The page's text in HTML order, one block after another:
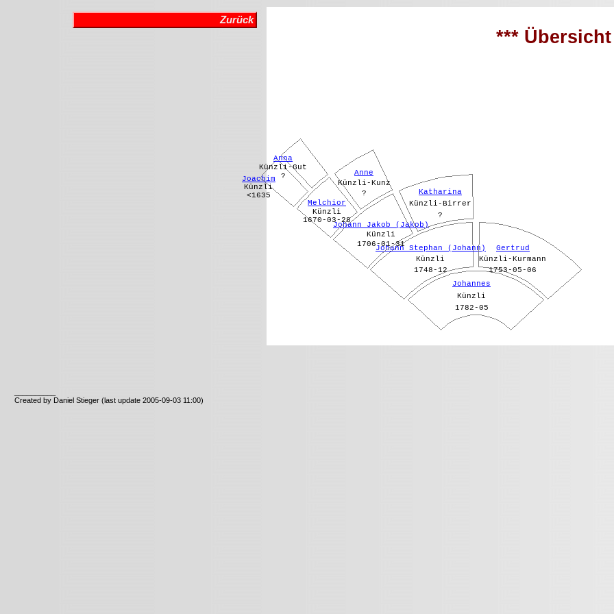
Zurück
***
Johannes
Künzli
1782-05
Johann Stephan (Johann)
Künzli
1748-12
Johann Jakob (Jakob)
Künzli
1706-01-31
Melchior
Künzli
1670-03-28
Joachim
Künzli
<1635
Anna
Künzli-Gut
?
Anne
Künzli-Kunz
?
Katharina
Künzli-Birrer
?
Gertrud
Künzli-Kurmann
1753-05-06
Created by Daniel Stieger(last update 2005-09-03 11:00)